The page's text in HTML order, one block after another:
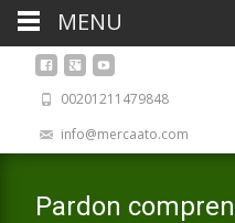
00201211479848
info@mercaato.com
Pardon
MENU